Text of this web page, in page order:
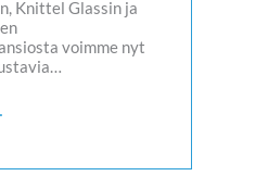
Knittel Glassin ja
voimme nyt